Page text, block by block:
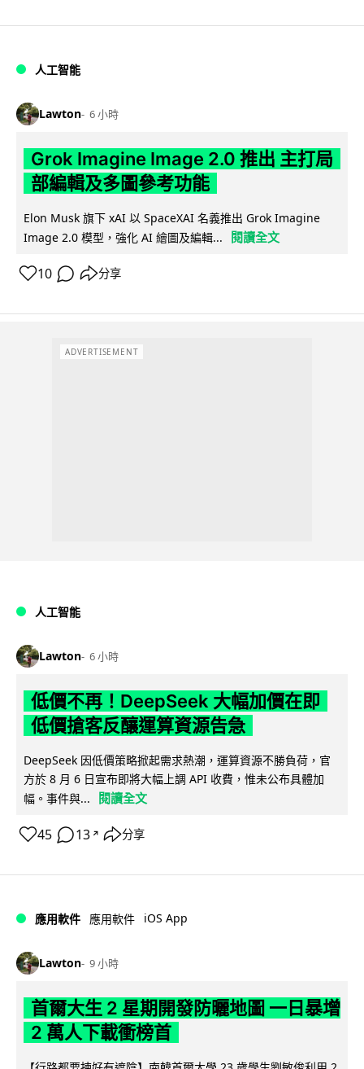
人工智能
Lawton 6 小時
Grok Imagine Image 2.0 推出 主打局
部編輯及多圖參考功能
Elon Musk 旗下 xAI 以 SpaceXAI 名義推出 Grok Imagine
Image 2.0 模型，強化 AI 繪圖及編輯...
閱讀全文
10 分享
ADVERTISEMENT
人工智能
Lawton 6 小時
低價不再！DeepSeek 大幅加價在即
低價搶客反釀運算資源告急
DeepSeek 因低價策略掀起需求熱潮，運算資源不勝負荷，官
方於 8 月 6 日宣布即將大幅上調 API 收費，惟未公布具體加
幅。事件與...
閱讀全文
45 13 ↗ 分享
應用軟件 應用軟件 iOS App
Lawton 9 小時
首爾大生 2 星期開發防曬地圖 一日暴增
2 萬人下載衝榜首